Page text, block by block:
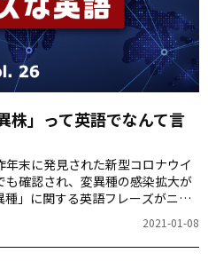
株」って英語でなんて言
末に発見された新型コロナウイ
確認され、変異種の感染拡大が
」に関する英語フレーズがニュ
2021-01-08